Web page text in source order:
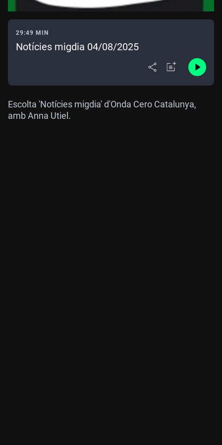
29:49 MIN
Notícies migdia 04/08/2025
Escolta 'Notícies migdia' d'Onda Cero Catalunya,
amb Anna Utiel.